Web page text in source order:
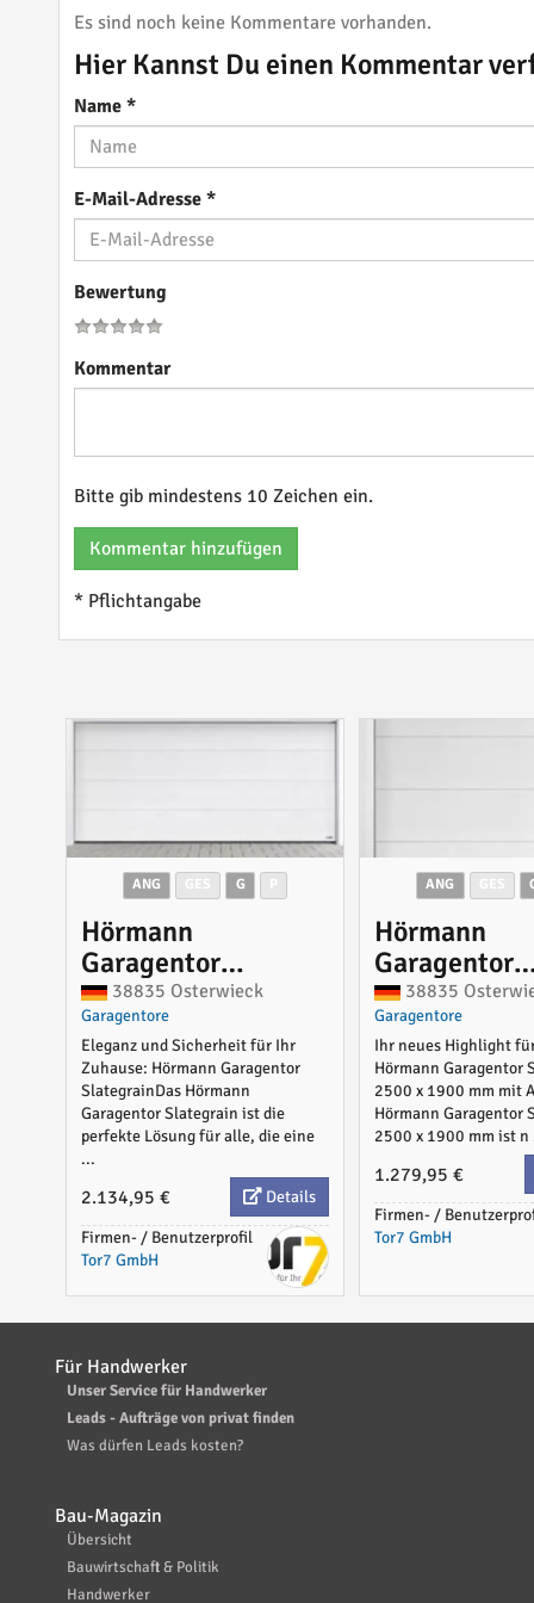
Es sind noch keine Kommentare vorhanden.
Hier Kannst Du einen Kommentar
Name *
E-Mail-Adresse *
Bewertung
Kommentar
Bitte gib mindestens 10 Zeichen ein.
Kommentar hinzufügen
* Pflichtangabe
ANG G
Hörmann
Garagentor
Slategrain 5500 x
2125 mm mit
Torantrieb
38835 Osterwieck
Garagentore
Eleganz und Sicherheit für Ihr
Zuhause: Hörmann Garagentor
SlategrainDas Hörmann
Garagentor Slategrain ist die
perfekte Lösung für alle, die eine
...
2.134,95 €
Details
Firmen- / Benutzerprofil
Tor7 GmbH
ANG
Hörmann
Garagentor
Slategrain
1900 mm mit
Antrieb
38835
Garagentore
Ihr neues Highlight
Hörmann Garagentor
2500 x 1900 mm mit
Hörmann Garagentor
2500 x 1900 mm ist n
1.279,95 €
Firmen- /
Tor7 GmbH
Für Handwerker
Unser Service für Handwerker
Leads - Aufträge von privat finden
Was dürfen Leads kosten?
Bau-Magazin
Übersicht
Bauwirtschaft & Politik
Handwerker